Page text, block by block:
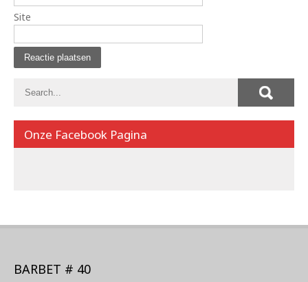
Site
Onze Facebook Pagina
BARBET # 40